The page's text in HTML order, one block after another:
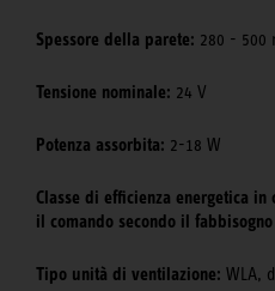
Spessore della parete: 280 - 500
Tensione nominale: 24 V
Potenza assorbita: 2-18 W
Classe di efficienza energetica
il comando secondo il
Tipo unità di ventilazione: WLA,